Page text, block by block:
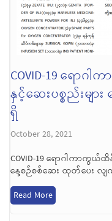
COVID-19 ရော
နှင့်ဆေးပစ္စည်းမျ
ရှိ
October 28, 2021
COVID-19 ရောဂါကာကွယ်ထိ
နေ့စဉ်စစ်ဆေး ထုတ်ပေး လ
Read More